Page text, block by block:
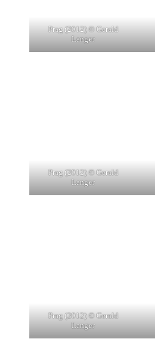
Prag (2012) © Gerald
Langer
Prag (2012) © Gerald
Langer
Prag (2012) © Gerald
Langer